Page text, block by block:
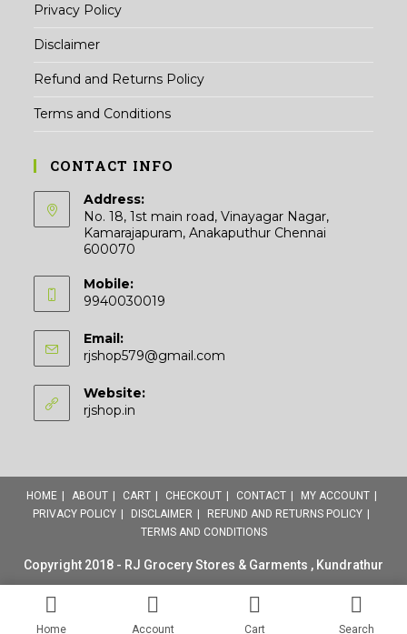
Privacy Policy
Disclaimer
Refund and Returns Policy
Terms and Conditions
CONTACT INFO
Address:
No. 18, 1st main road, Vinayagar Nagar,
Kamarajapuram, Anakaputhur Chennai
600070
Mobile:
9940030019
Email:
rjshop579@gmail.com
Website:
rjshop.in
HOME ABOUT CART CHECKOUT CONTACT
MY ACCOUNT
PRIVACY POLICY
DISCLAIMER
REFUND AND RETURNS POLICY
TERMS AND CONDITIONS
Copyright 2018 - RJ Grocery Stores & Garments , Kundrathur
Home Account Cart Search